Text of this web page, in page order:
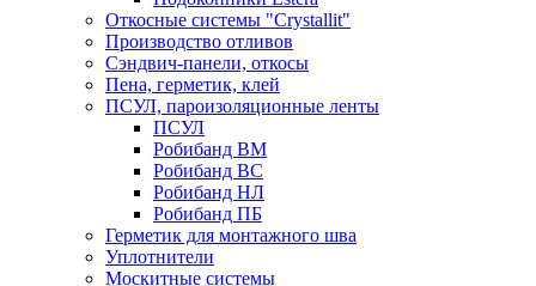
Откосные системы "Crystallit"
Производство отливов
Сэндвич-панели, откосы
Пена, герметик, клей
ПСУЛ, пароизоляционные ленты
ПСУЛ
Робибанд ВМ
Робибанд ВС
Робибанд НЛ
Робибанд ПБ
Герметик для монтажного шва
Уплотнители
Москитные системы